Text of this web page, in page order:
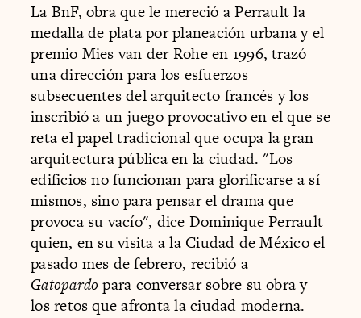
La BnF, obra que le mereció a Perrault la
medalla de plata por planeación urbana y el
premio Mies van der Rohe en 1996, trazó
una dirección para los esfuerzos
subsecuentes del arquitecto francés y los
inscribió a un juego provocativo en el que se
reta el papel tradicional que ocupa la gran
arquitectura pública en la ciudad. "Los
edificios no funcionan para glorificarse a sí
mismos, sino para pensar el drama que
provoca su vacío", dice Dominique Perrault
quien, en su visita a la Ciudad de México el
pasado mes de febrero, recibió a
Gatopardo para conversar sobre su obra y
los retos que afronta la ciudad moderna.